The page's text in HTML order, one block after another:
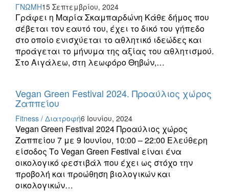
ΓΝΩΜΗ15 Σεπτεμβρίου, 2024
Γράφει η Μαρία Σκαμπαρδώνη Κάθε δήμος που
σέβεται τον εαυτό του, έχει το δικό του γήπεδο
στο οποίο ενισχύεται το αθλητικό ιδεώδες και
προάγεται το μήνυμα της αξίας του αθλητισμού.
Στο Αιγάλεω, στη λεωφόρο Θηβών,…
Vegan Green Festival 2024. Προαύλιος χώρος
Ζαππείου
Fitness / Διατροφή6 Ιουνίου, 2024
Vegan Green Festival 2024 Προαύλιος χώρος
Ζαππείου 7 με 9 Ιουνίου, 10:00 – 22:00 Ελεύθερη
είσοδος Το Vegan Green Festival είναι ένα
οικολογικό φεστιβάλ που έχει ως στόχο την
προβολή και προώθηση βιολογικών και
οικολογικών…